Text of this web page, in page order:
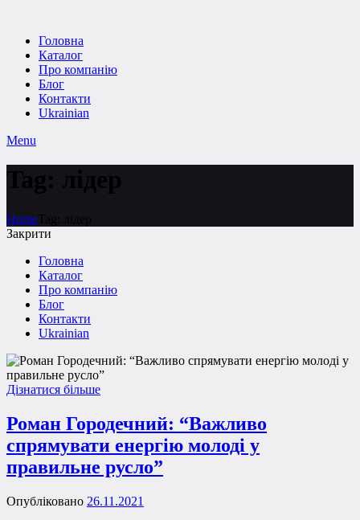
Головна
Каталог
Про компанію
Блог
Контакти
Ukrainian
Menu
Tag: лідер
Home Tag: лідер
Закрити
Головна
Каталог
Про компанію
Блог
Контакти
Ukrainian
Дізнатися більше
Роман Городечний: “Важливо
спрямувати енергію молоді у
правильне русло”
Опубліковано 26.11.2021